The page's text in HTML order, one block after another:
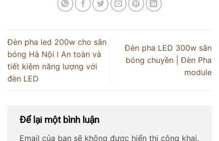
Đèn pha led 200w cho sân
bóng Hà Nội l An toàn và
tiết kiệm năng lượng với
đèn LED
Đèn pha LED 300w sân
bóng chuyền | Đèn Pha
module
Để lại một bình luận
Email của bạn sẽ không được hiển thị công khai.